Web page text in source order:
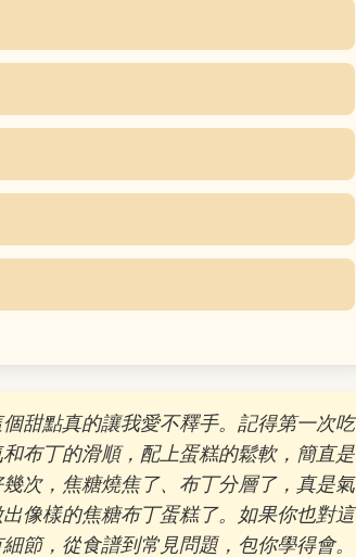
甜點真的讓我愛不釋手。記得第一次吃
布丁的滑順，配上蛋糕的鬆軟，簡直是
次，焦糖燒焦了、布丁分層了，真是氣
像樣的焦糖布丁蛋糕了。如果你也對這
節，從食譜到常見問題，包你學得會。